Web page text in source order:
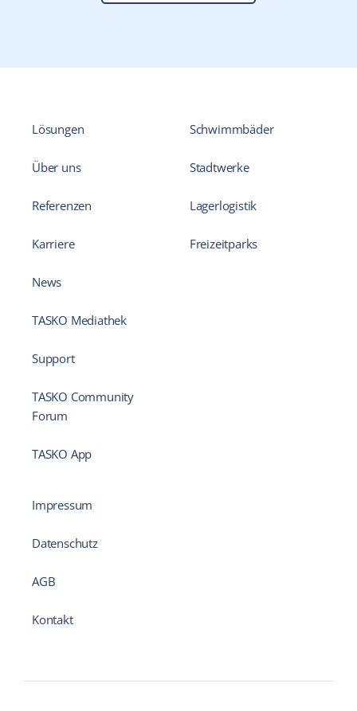
Lösungen
Über uns
Referenzen
Karriere
News
TASKO Mediathek
Support
TASKO Community
Forum
TASKO App
Schwimmbäder
Stadtwerke
Lagerlogistik
Freizeitparks
Impressum
Datenschutz
AGB
Kontakt